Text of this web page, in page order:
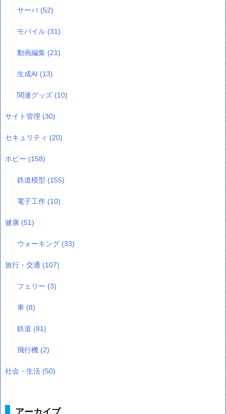
サーバ (52)
モバイル (31)
動画編集 (21)
生成AI (13)
関連グッズ (10)
サイト管理 (30)
セキュリティ (20)
ホビー (158)
鉄道模型 (155)
電子工作 (10)
健康 (51)
ウォーキング (33)
旅行・交通 (107)
フェリー (3)
車 (8)
鉄道 (81)
飛行機 (2)
社会・生活 (50)
アーカイブ